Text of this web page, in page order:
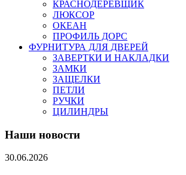
КРАСНОДЕРЕВЩИК
ЛЮКСОР
ОКЕАН
ПРОФИЛЬ ДОРС
ФУРНИТУРА ДЛЯ ДВЕРЕЙ
ЗАВЕРТКИ И НАКЛАДКИ
ЗАМКИ
ЗАЩЕЛКИ
ПЕТЛИ
РУЧКИ
ЦИЛИНДРЫ
Наши новости
30.06.2026